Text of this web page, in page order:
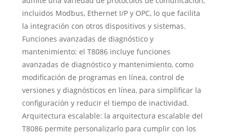
incluidos Modbus, Ethernet I/P y OPC, lo que facilita
la integración con otros dispositivos y sistemas.
Funciones avanzadas de diagnóstico y
mantenimiento: el T8086 incluye funciones
avanzadas de diagnóstico y mantenimiento, como
modificación de programas en línea, control de
versiones y diagnósticos en línea, para simplificar la
configuración y reducir el tiempo de inactividad.
Arquitectura escalable: la arquitectura escalable del
T8086 permite personalizarlo para cumplir con los